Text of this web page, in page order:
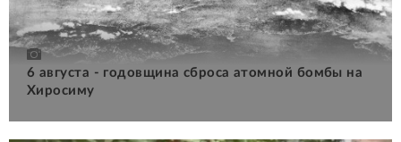
6 августа - годовщина сброса атомной бомбы на
Хиросиму